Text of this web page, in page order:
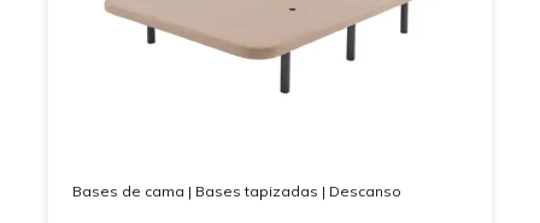
Bases de cama | Bases tapizadas | Descanso